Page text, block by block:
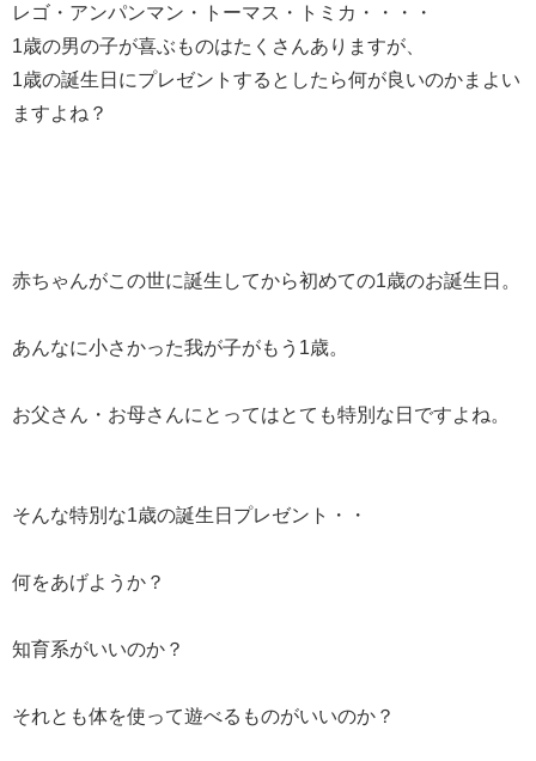
レゴ・アンパンマン・トーマス・トミカ・・・・
1歳の男の子が喜ぶものはたくさんありますが、
1歳の誕生日にプレゼントするとしたら何が良いのかまよい
ますよね？
赤ちゃんがこの世に誕生してから初めての1歳のお誕生日。
あんなに小さかった我が子がもう1歳。
お父さん・お母さんにとってはとても特別な日ですよね。
そんな特別な1歳の誕生日プレゼント・・
何をあげようか？
知育系がいいのか？
それとも体を使って遊べるものがいいのか？